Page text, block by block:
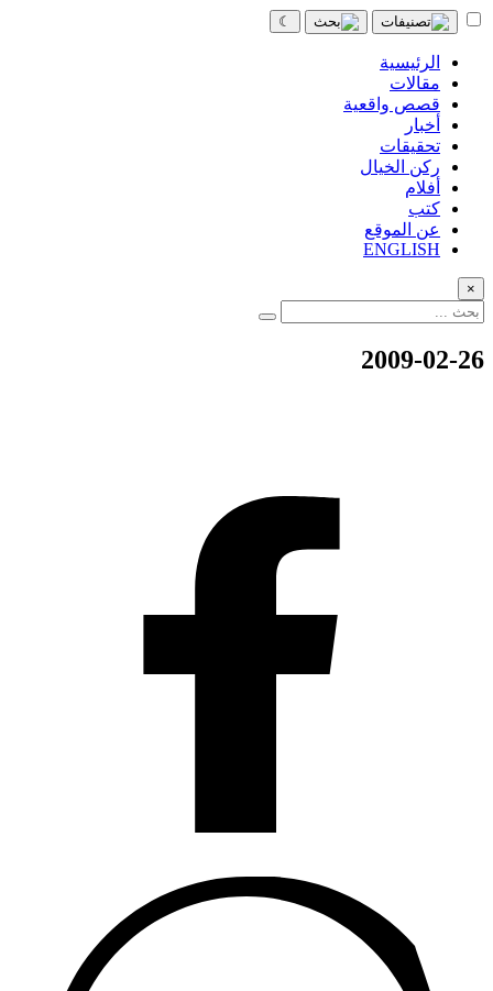
☾
الرئيسية
مقالات
قصص واقعية
أخبار
تحقيقات
ركن الخيال
أفلام
كتب
عن الموقع
ENGLISH
×
2009-02-26